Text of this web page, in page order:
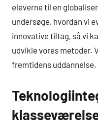
eleverne til en
undersøge, hvordan vi
innovative tiltag, så vi
udvikle vores metoder.
fremtidens uddannelse,